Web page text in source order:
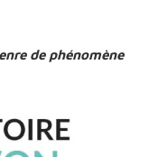
de phénomène